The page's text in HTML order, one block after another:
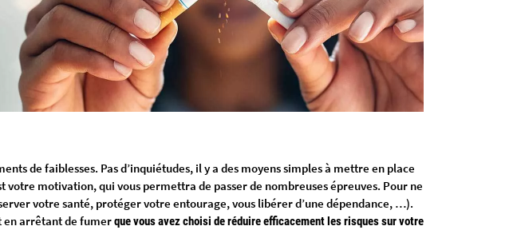
de faiblesses. Pas d’inquiétudes, il y a des moyens simples à mettre en place
motivation, qui vous permettra de passer de nombreuses épreuves. Pour ne
votre santé, protéger votre entourage, vous libérer d’une dépendance, …).
en arrêtant de fumerque vous avez choisi de réduire efficacement les risques sur votre